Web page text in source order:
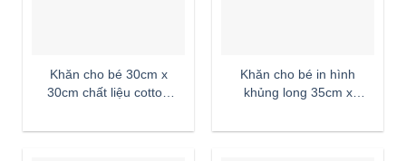
Khăn cho bé 30cm x
30cm chất liệu cotton
Khăn cho bé in hình
khủng long 35cm x